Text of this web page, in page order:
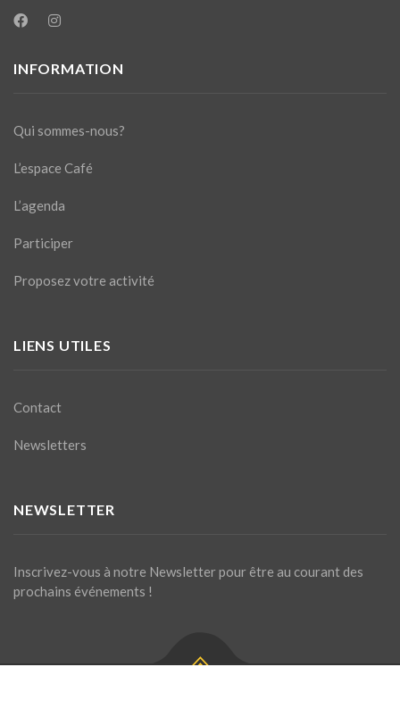
INFORMATION
Qui sommes-nous?
L’espace Café
L’agenda
Participer
Proposez votre activité
LIENS UTILES
Contact
Newsletters
NEWSLETTER
Inscrivez-vous à notre Newsletter pour être au courant des
prochains événements !